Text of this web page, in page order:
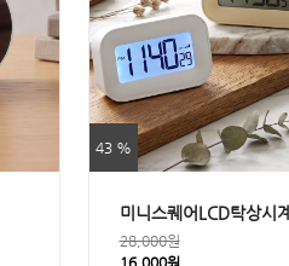
43 %
미니스퀘어LCD탁상시계
28,000원
16,000원